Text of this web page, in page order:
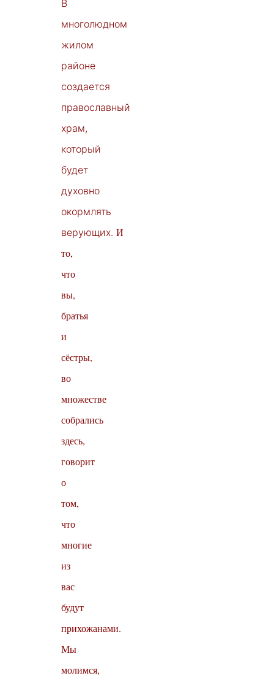
В
многолюдном
жилом
районе
создается
православный
храм,
который
будет
духовно
окормлять
верующих. И
то,
что
вы,
братья
и
сёстры,
во
множестве
собрались
здесь,
говорит
о
том,
что
многие
из
вас
будут
прихожанами.
Мы
молимся,